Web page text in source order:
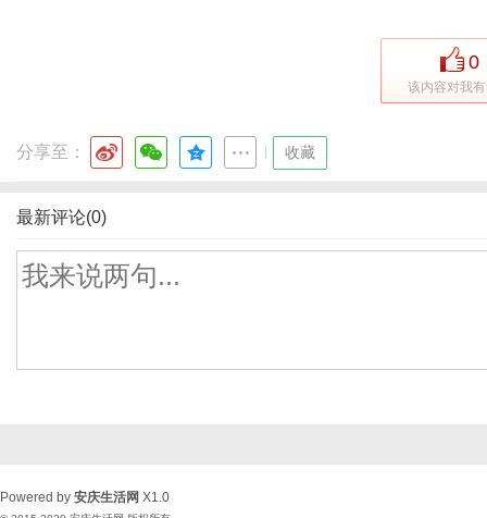
0
该内容对我
分享至： 收藏
最新评论(0)
Powered by 安庆生活网 X1.0